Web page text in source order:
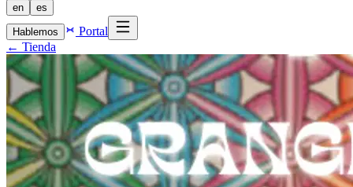
en es
Hablemos
Portal
← Tienda